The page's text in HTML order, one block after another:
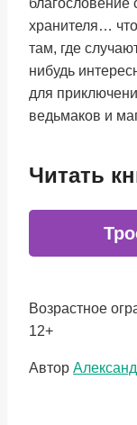
благословение
хранителя…
там, где
нибудь
для
ведьмаков и
Читать
Возрастное
12+
Метки
Автор